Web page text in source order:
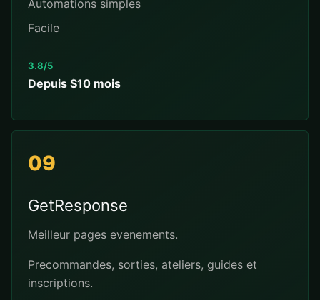
Automations simples
Facile
3.8/5
Depuis $10 mois
09
GetResponse
Meilleur pages evenements.
Precommandes, sorties, ateliers, guides et
inscriptions.